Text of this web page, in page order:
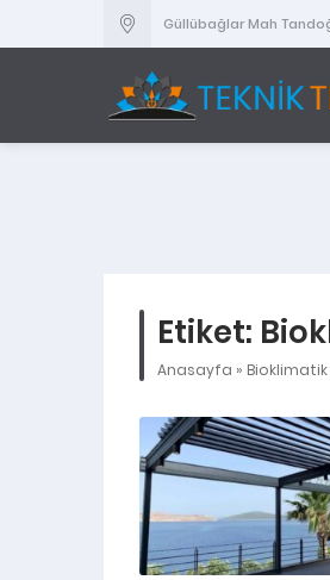
Güllübağlar Mah
Etiket:
Anasayfa » Bioklimatik